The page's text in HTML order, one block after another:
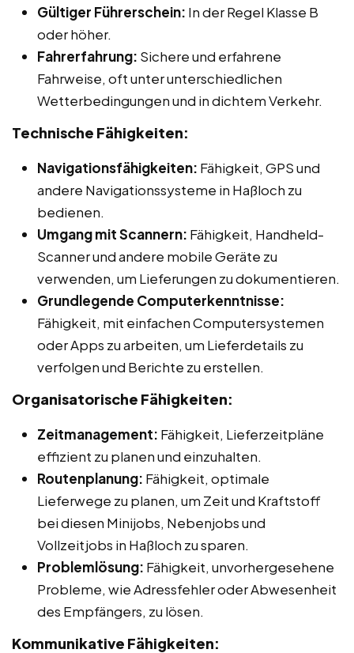
Gültiger Führerschein: In der Regel Klasse B
oder höher.
Fahrerfahrung: Sichere und erfahrene
Fahrweise, oft unter unterschiedlichen
Wetterbedingungen und in dichtem Verkehr.
Technische Fähigkeiten:
Navigationsfähigkeiten: Fähigkeit, GPS und
andere Navigationssysteme in Haßloch zu
bedienen.
Umgang mit Scannern: Fähigkeit, Handheld-
Scanner und andere mobile Geräte zu
verwenden, um Lieferungen zu dokumentieren.
Grundlegende Computerkenntnisse:
Fähigkeit, mit einfachen Computersystemen
oder Apps zu arbeiten, um Lieferdetails zu
verfolgen und Berichte zu erstellen.
Organisatorische Fähigkeiten:
Zeitmanagement: Fähigkeit, Lieferzeitpläne
effizient zu planen und einzuhalten.
Routenplanung: Fähigkeit, optimale
Lieferwege zu planen, um Zeit und Kraftstoff
bei diesen Minijobs, Nebenjobs und
Vollzeitjobs in Haßloch zu sparen.
Problemlösung: Fähigkeit, unvorhergesehene
Probleme, wie Adressfehler oder Abwesenheit
des Empfängers, zu lösen.
Kommunikative Fähigkeiten: